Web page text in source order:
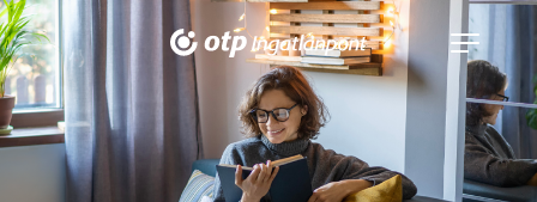
Navigáció
kinyitása